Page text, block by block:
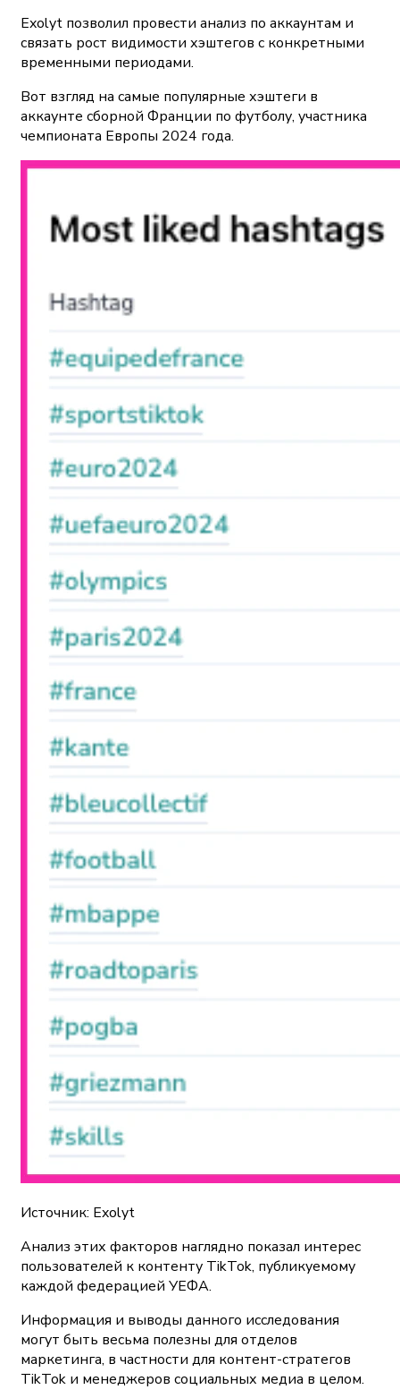
Exolyt позволил провести анализ по аккаунтам и
связать рост видимости хэштегов с конкретными
временными периодами.
Вот взгляд на самые популярные хэштеги в
аккаунте сборной Франции по футболу, участника
чемпионата Европы 2024 года.
Источник: Exolyt
Анализ этих факторов наглядно показал интерес
пользователей к контенту TikTok, публикуемому
каждой федерацией УЕФА.
Информация и выводы данного исследования
могут быть весьма полезны для отделов
маркетинга, в частности для контент-стратегов
TikTok и менеджеров социальных медиа в целом.